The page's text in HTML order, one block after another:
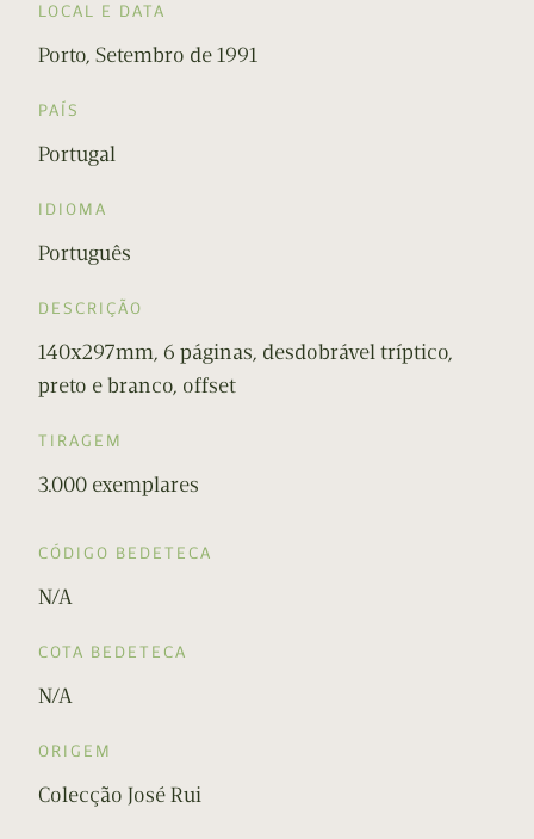
LOCAL E DATA
Porto, Setembro de 1991
PAÍS
Portugal
IDIOMA
Português
DESCRIÇÃO
140x297mm, 6 páginas, desdobrável tríptico,
preto e branco, offset
TIRAGEM
3.000 exemplares
CÓDIGO BEDETECA
N/A
COTA BEDETECA
N/A
ORIGEM
Colecção José Rui